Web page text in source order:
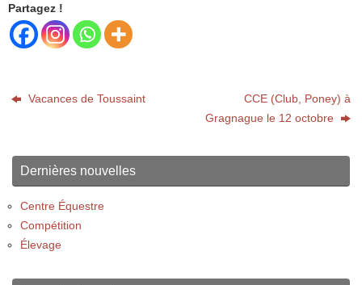
Partagez !
Vacances de Toussaint
CCE (Club, Poney) à
Gragnague le 12 octobre
Dernières nouvelles
Centre Équestre
Compétition
Élevage